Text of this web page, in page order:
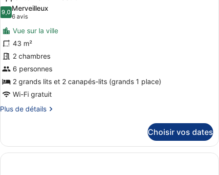
chambre
Accessible
Penthouse
Studio
with
Kitchen
toutes
les
photos
pour
ce
type
de
chambre :
Appartement
Exécutif
9,09,0 sur 10
Merveilleux
6 avis
(6 avis)
Vue sur la ville
43 m²
2 chambres
6 personnes
2 grands lits et 2 canapés-lits (grands 1 place)
Wi-Fi gratuit
Plus de détails
Plus
le
type
de
Choisir vos dates